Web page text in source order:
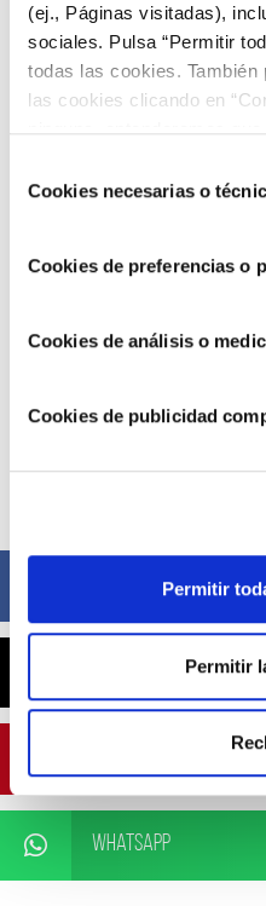
(ej., Páginas visitadas),
sociales. Pulsa “Permitir
todas las cookies.
las cookies clicando en
COOKIES.
deCookies necesarias o
Cookies de preferencias o
Cookies de análisis o
Cookies de publicidad
Permitir
Permitir
recetas. ¡Te esperamos!
Facebook
WhatsApp